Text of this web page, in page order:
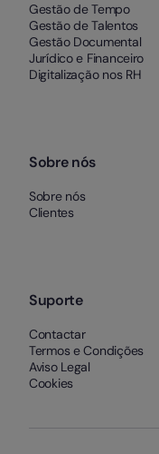
Gestão de Tempo
Gestão de Talentos
Gestão Documental
Jurídico e Financeiro
Digitalização nos RH
Sobre nós
Sobre nós
Clientes
Suporte
Contactar
Termos e Condições
Aviso Legal
Cookies